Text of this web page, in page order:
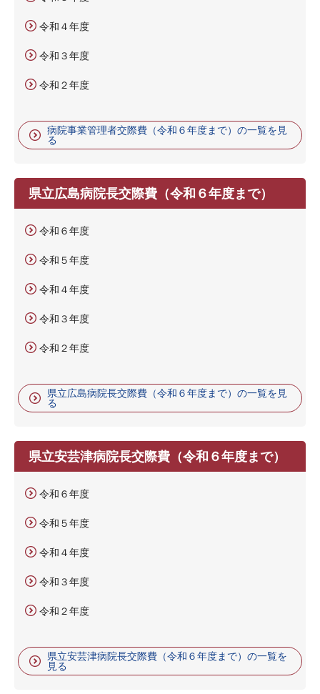
令和４年度
令和３年度
令和２年度
病院事業管理者交際費（令和６年度まで）の一覧を見
る
県立広島病院長交際費（令和６年度まで）
令和６年度
令和５年度
令和４年度
令和３年度
令和２年度
県立広島病院長交際費（令和６年度まで）の一覧を見
る
県立安芸津病院長交際費（令和６年度まで）
令和６年度
令和５年度
令和４年度
令和３年度
令和２年度
県立安芸津病院長交際費（令和６年度まで）の一覧を
見る